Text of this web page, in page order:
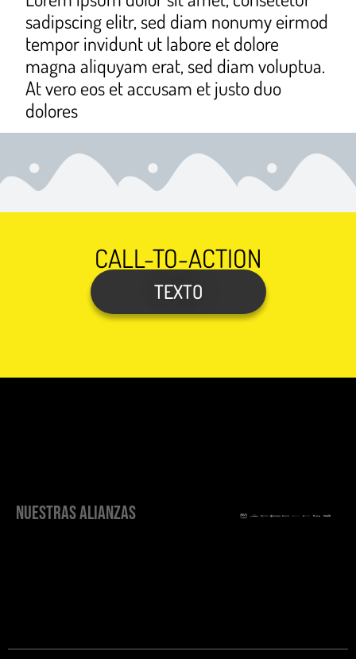
sadipscing elitr, sed diam nonumy eirmod
tempor invidunt ut labore et dolore
magna aliquyam erat, sed diam voluptua.
At vero eos et accusam et justo duo
dolores
CALL-TO-ACTION
TEXTO
NUESTRAS ALIANZAS